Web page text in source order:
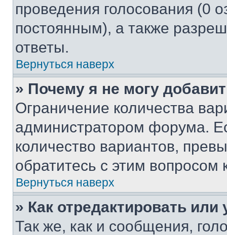
проведения голосования (0
постоянным), а также
ответы.
Вернуться наверх
» Почему я не могу
Ограничение количества
администратором форума.
количество вариантов,
обратитесь с этим вопросом
Вернуться наверх
» Как отредактировать
Так же, как и сообщения,